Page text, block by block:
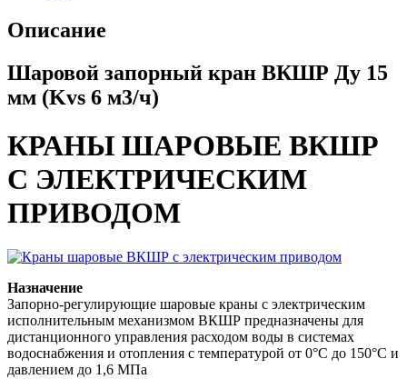
Описание
Шаровой запорный кран ВКШР Ду 15
мм (Kvs 6 м3/ч)
КРАНЫ ШАРОВЫЕ ВКШР
С ЭЛЕКТРИЧЕСКИМ
ПРИВОДОМ
Назначение
Запорно-регулирующие шаровые краны с электрическим
исполнительным механизмом ВКШР предназначены для
дистанционного управления расходом воды в системах
водоснабжения и отопления с температурой от 0°С до 150°С и
давлением до 1,6 МПа